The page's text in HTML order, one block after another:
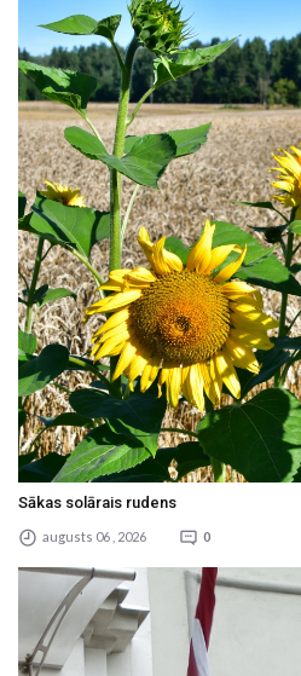
Sākas solārais rudens
augusts 06 , 2026 0